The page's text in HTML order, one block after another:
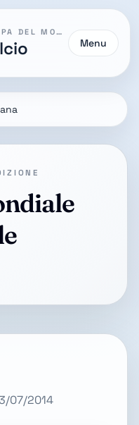
LA STORIA DELLA COPPA DEL MONDO
Menu
07/2014